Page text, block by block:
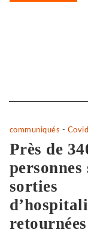
Separateur
communiqués -
Près de
personnes
sorties